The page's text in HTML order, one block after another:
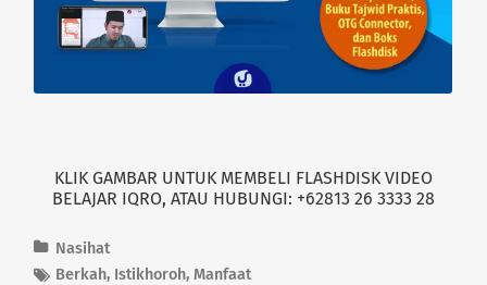
w
w
i
e
w
w
KLIK GAMBAR UNTUK MEMBELI FLASHDISK VIDEO
BELAJAR IQRO, ATAU HUBUNGI: +62813 26 3333 28
Nasihat
Berkah, Istikhoroh,Manfaat